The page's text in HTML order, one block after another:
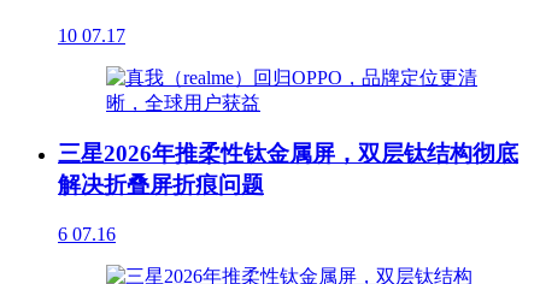
10 07.17
三星2026年推柔性钛金属屏，双层钛结构彻底
解决折叠屏折痕问题
6 07.16